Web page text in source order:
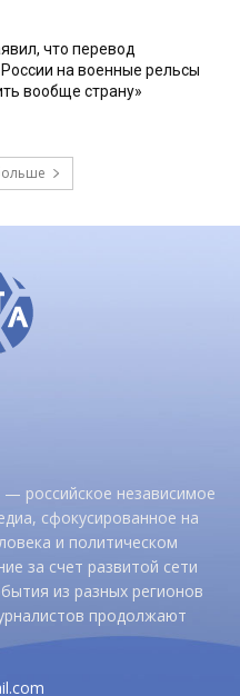
что перевод
на военные рельсы
вообще страну»
— российское независимое
сфокусированное на
и политическом
за счет развитой сети
из разных регионов
продолжают